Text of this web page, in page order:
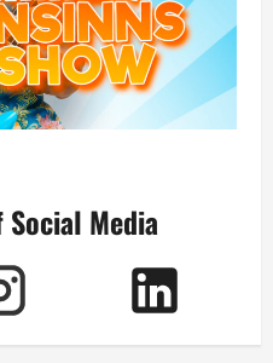
Media